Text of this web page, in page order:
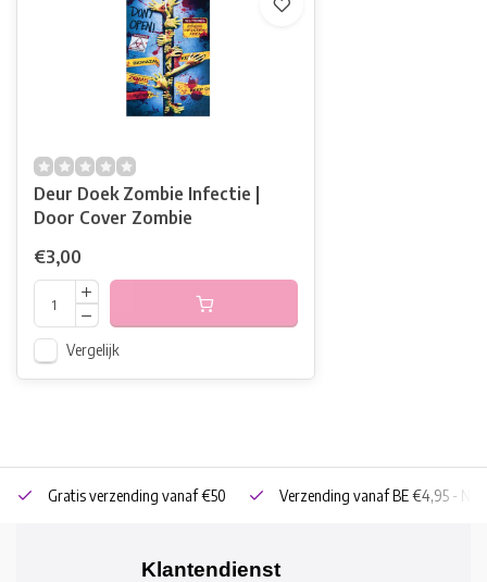
Deur Doek Zombie Infectie |
Door Cover Zombie
€3,00
Vergelijk
Gratis verzending vanaf €50 Verzending vanaf BE €4,95 - NL
Klantendienst